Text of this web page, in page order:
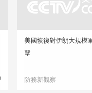
美國恢復對伊朗大規模
擊
防務新觀察